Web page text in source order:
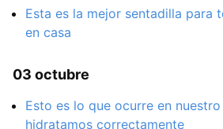
Esta es la mejor sentadilla para
en casa
03 octubre
Esto es lo que ocurre en
hidratamos correctamente